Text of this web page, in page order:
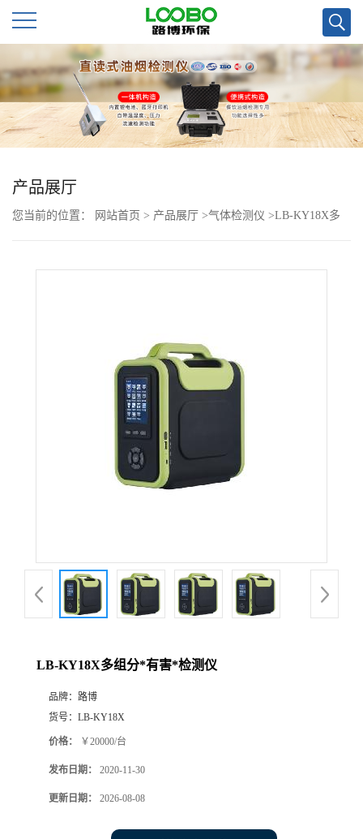
公
司
首
页
公
品
厅
产品展厅
您当前的位置： 网站首页 > 产品展厅 >气体检测仪 >LB-KY18X多
LB-KY18X多组分*有害*检测仪
品牌： 路博
货号： LB-KY18X
价格： ￥20000/台
发布日期： 2020-11-30
更新日期： 2026-08-08